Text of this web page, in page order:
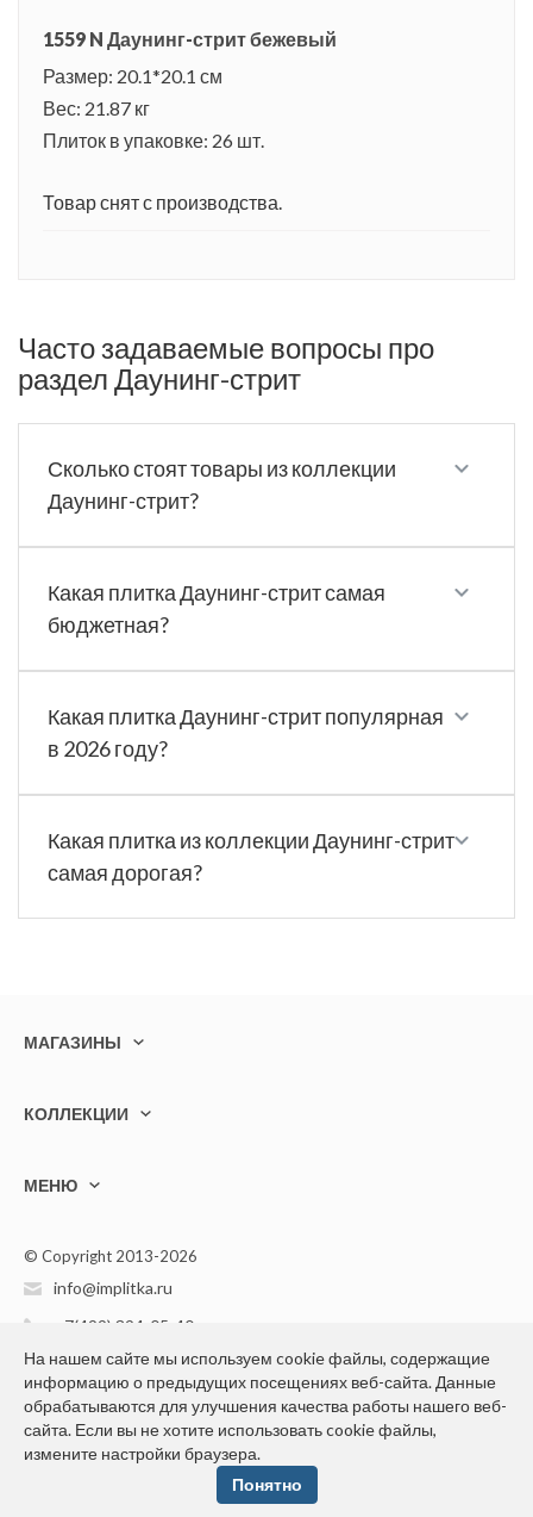
1559 N Даунинг-стрит бежевый
Размер: 20.1*20.1 см
Вес: 21.87 кг
Плиток в упаковке: 26 шт.
Товар снят с производства.
Часто задаваемые вопросы про
раздел Даунинг-стрит
Сколько стоят товары из коллекции
Даунинг-стрит?
Какая плитка Даунинг-стрит самая
бюджетная?
Какая плитка Даунинг-стрит популярная
в 2026 году?
Какая плитка из коллекции Даунинг-стрит
самая дорогая?
МАГАЗИНЫ
КОЛЛЕКЦИИ
МЕНЮ
© Copyright 2013-2026
info@implitka.ru
+7(499) 394-05-40
Конфиденциальность персональной информации
На нашем сайте мы используем cookie файлы, содержащие
информацию о предыдущих посещениях веб-сайта. Данные
обрабатываются для улучшения качества работы нашего веб-
сайта. Если вы не хотите использовать cookie файлы,
измените настройки браузера.
Понятно